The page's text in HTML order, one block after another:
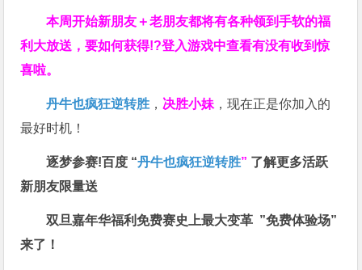
本周开始新朋友＋老朋友都将有各种领到手软的福
利大放送，要如何获得!?登入游戏中查看有没有收到惊
喜啦。
丹牛也疯狂逆转胜 ， 决胜小妹 ，现在正是你加入的
最好时机！
逐梦参赛!百度 “丹牛也疯狂逆转胜” 了解更多活跃
新朋友限量送
双旦嘉年华福利免费赛史上最大变革 ”免费体验场”
来了！